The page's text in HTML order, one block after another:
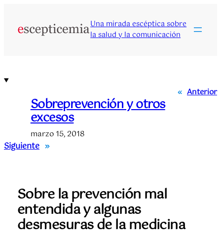
contenido
Una mirada escéptica sobre
la salud y la comunicación
« Anterior
Sobreprevención y otros
excesos
marzo 15, 2018
Siguiente »
Sobre la prevención mal
entendida y algunas
desmesuras de la medicina